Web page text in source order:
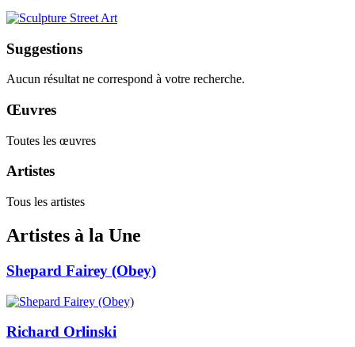
Suggestions
Aucun résultat ne correspond à votre recherche.
Œuvres
Toutes les œuvres
Artistes
Tous les artistes
Artistes à la Une
Shepard Fairey (Obey)
Richard Orlinski